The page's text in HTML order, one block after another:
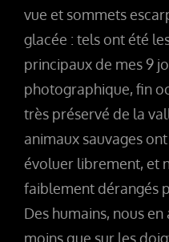
vue et sommets
glacée : tels ont été
principaux de mes 9
photographique, fin
très préservé de la
animaux sauvages
évoluer librement, et
faiblement dérangés
Des humains, nous
moins que sur les